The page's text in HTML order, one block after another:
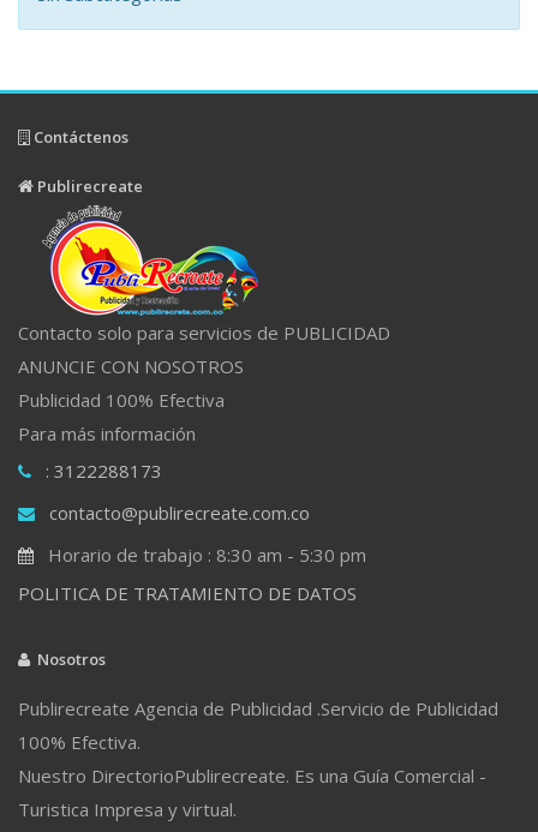
Contáctenos
Publirecreate
Contacto solo para servicios de PUBLICIDAD
ANUNCIE CON NOSOTROS
Publicidad 100% Efectiva
Para más información
: 3122288173
contacto@publirecreate.com.co
Horario de trabajo : 8:30 am - 5:30 pm
POLITICA DE TRATAMIENTO DE DATOS
Nosotros
Publirecreate Agencia de Publicidad .Servicio de Publicidad
100% Efectiva.
Nuestro DirectorioPublirecreate. Es una Guía Comercial -
Turistica Impresa y virtual.